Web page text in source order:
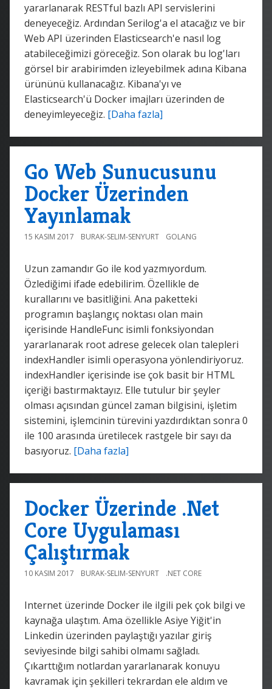
yararlanarak RESTful bazlı API servislerini
deneyeceğiz. Ardından Serilog'a el atacağız ve bir
Web API üzerinden Elasticsearch'e nasıl log
atabileceğimizi göreceğiz. Son olarak bu log'ları
görsel bir arabirimden izleyebilmek adına Kibana
ürününü kullanacağız. Kibana'yı ve
Elasticsearch'ü Docker imajları üzerinden de
deneyimleyeceğiz. [Daha fazla]
Go Web Sunucusunu
Docker Üzerinden
Yayınlamak
15 KASIM 2017 BURAK-SELIM-SENYURT GOLANG
Uzun zamandır Go ile kod yazmıyordum.
Özlediğimi ifade edebilirim. Özellikle de
kurallarını ve basitliğini. Ana paketteki
programın başlangıç noktası olan main
içerisinde HandleFunc isimli fonksiyondan
yararlanarak root adrese gelecek olan talepleri
indexHandler isimli operasyona yönlendiriyoruz.
indexHandler içerisinde ise çok basit bir HTML
içeriği bastırmaktayız. Elle tutulur bir şeyler
olması açısından güncel zaman bilgisini, işletim
sistemini, işlemcinin türevini yazdırdıktan sonra 0
ile 100 arasında üretilecek rastgele bir sayı da
basıyoruz. [Daha fazla]
Docker Üzerinde .Net
Core Uygulaması
Çalıştırmak
10 KASIM 2017 BURAK-SELIM-SENYURT .NET CORE
Internet üzerinde Docker ile ilgili pek çok bilgi ve
kaynağa ulaştım. Ama özellikle Asiye Yiğit'in
Linkedin üzerinden paylaştığı yazılar giriş
seviyesinde bilgi sahibi olmamı sağladı.
Çıkarttığım notlardan yararlanarak konuyu
kavramak için şekilleri tekrardan ele aldım ve